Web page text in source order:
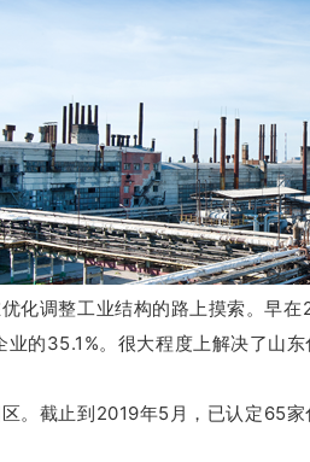
化调整工业结构的路上摸索。早在
的35.1%。 很大程度上解决了山东
。 截止到2019年5月，已认定65家